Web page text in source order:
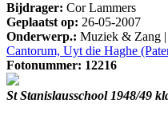
Bijdrager: Cor Lammers
Geplaatst op: 26-05-2007
Onderwerp.: Muziek & Zang |
Cantorum, Uyt die Haghe
Fotonummer: 12216
St Stanislausschool 1948/49